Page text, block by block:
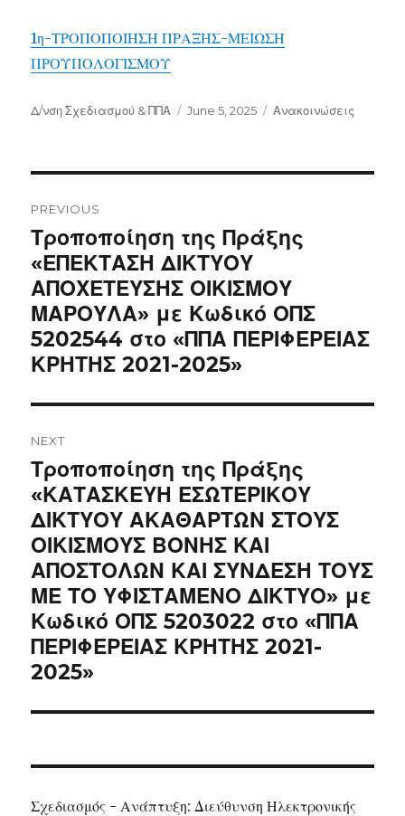
1η-ΤΡΟΠΟΠΟΙΗΣΗ ΠΡΑΞΗΣ-ΜΕΙΩΣΗ
ΠΡΟΥΠΟΛΟΓΙΣΜΟΥ
Author
Δ/νση Σχεδιασμού & ΠΠΑ
Posted
June 5, 2025 Categories
Ανακοινώσεις
navigation
PREVIOUS
Previous
post:
Τροποποίηση της Πράξης
«ΕΠΕΚΤΑΣΗ ΔΙΚΤΥΟΥ
ΑΠΟΧΕΤΕΥΣΗΣ ΟΙΚΙΣΜΟΥ
ΜΑΡΟΥΛΑ» με Κωδικό ΟΠΣ
5202544 στο «ΠΠΑ ΠΕΡΙΦΕΡΕΙΑΣ
ΚΡΗΤΗΣ 2021-2025»
NEXT
Next
post:
Τροποποίηση της Πράξης
«ΚΑΤΑΣΚΕΥΗ ΕΣΩΤΕΡΙΚΟΥ
ΔΙΚΤΥΟΥ ΑΚΑΘΑΡΤΩΝ ΣΤΟΥΣ
ΟΙΚΙΣΜΟΥΣ ΒΟΝΗΣ ΚΑΙ
ΑΠΟΣΤΟΛΩΝ ΚΑΙ ΣΥΝΔΕΣΗ ΤΟΥΣ
ΜΕ ΤΟ ΥΦΙΣΤΑΜΕΝΟ ΔΙΚΤΥΟ» με
Κωδικό ΟΠΣ 5203022 στο «ΠΠΑ
ΠΕΡΙΦΕΡΕΙΑΣ ΚΡΗΤΗΣ 2021-
2025»
Σχεδιασμός - Ανάπτυξη: Διεύθυνση Ηλεκτρονικής